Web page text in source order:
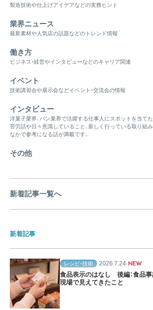
製造技術や仕上げアイデアなどの実務ヒント
業界ニュース
最新素材や人気店の話題などのトレンド情報
働き方
ビジネス・経営やインタビューなどのキャリア関連
イベント
技術講習会や展示会などイベント・交流会の情報
インタビュー
洋菓子業界、パン業界で活躍する仕事人にスポットを当て
苦労話や日々意識していること、新しく行っている取り組み
なかで参考になる話が満載です。
その他
新着記事一覧へ
新着記事
レシピ・技術 2026.7.24 NEW
食品表示のはなし 後編：食品事
現場で見えてきたこと